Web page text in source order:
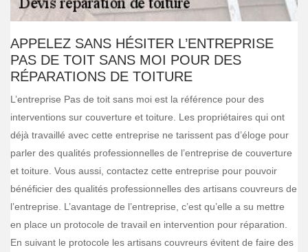
APPELEZ SANS HÉSITER L’ENTREPRISE
PAS DE TOIT SANS MOI POUR DES
RÉPARATIONS DE TOITURE
L’entreprise Pas de toit sans moi est la référence pour des
interventions sur couverture et toiture. Les propriétaires qui ont
déjà travaillé avec cette entreprise ne tarissent pas d’éloge pour
parler des qualités professionnelles de l’entreprise de couverture
et toiture. Vous aussi, contactez cette entreprise pour pouvoir
bénéficier des qualités professionnelles des artisans couvreurs de
l’entreprise. L’avantage de l’entreprise, c’est qu’elle a su mettre
en place un protocole de travail en intervention pour réparation.
En suivant le protocole les artisans couvreurs évitent de faire des